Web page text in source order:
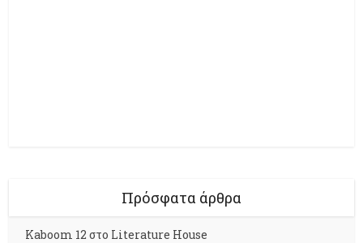
Πρόσφατα άρθρα
Kaboom 12 στο Literature House